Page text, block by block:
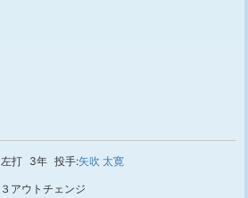
左打 3年 投手:矢吹 太寛
３アウトチェンジ